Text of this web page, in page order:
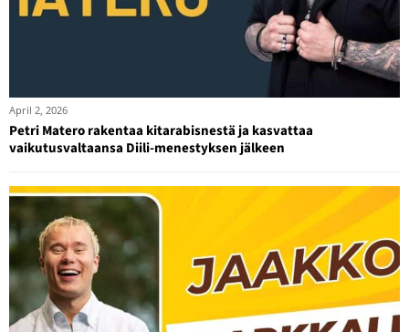
April 2, 2026
Petri Matero rakentaa kitarabisnestä ja kasvattaa
vaikutusvaltaansa Diili-menestyksen jälkeen